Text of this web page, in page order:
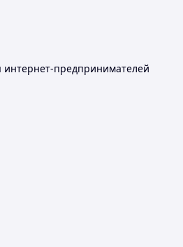
интернет-предпринимателей